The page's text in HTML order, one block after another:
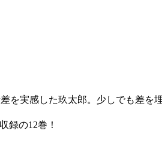
を実感した玖太郎。少しでも差
録の12巻！